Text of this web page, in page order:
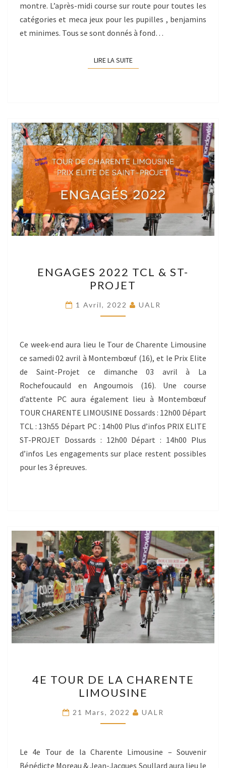
montre. L’après-midi course sur route pour toutes les
catégories et meca jeux pour les pupilles , benjamins
et minimes. Tous se sont donnés à fond…
LIRE LA SUITELIRE LA SUITE
2022
TCL
&
ST-
ENGAGES 2022 TCL & ST-
PROJET
1 Avril, 2022 UALR
Ce week-end aura lieu le Tour de Charente Limousine
ce samedi 02 avril à Montembœuf (16), et le Prix Elite
de Saint-Projet ce dimanche 03 avril à La
Rochefoucauld en Angoumois (16). Une course
d’attente PC aura également lieu à Montembœuf
TOUR CHARENTE LIMOUSINE Dossards : 12h00 Départ
TCL : 13h55 Départ PC : 14h00 Plus d’infos PRIX ELITE
ST-PROJET Dossards : 12h00 Départ : 14h00 Plus
d’infos Les engagements sur place restent possibles
pour les 3 épreuves.
TOUR
DE
LA
CHARENTE
4E TOUR DE LA CHARENTE
LIMOUSINE
21 Mars, 2022 UALR
Le 4e Tour de la Charente Limousine – Souvenir
Bénédicte Moreau & Jean-Jacques Soullard aura lieu le